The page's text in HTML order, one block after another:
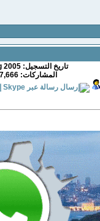
تاريخ التسجيل: Aug 2005
المشاركات: 7,666